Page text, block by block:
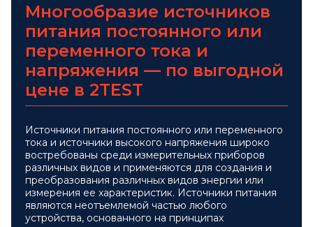
Многообразие источников
питания постоянного или
переменного тока и
напряжения — по выгодной
цене в 2TEST
Источники питания постоянного или переменного
тока и источники высокого напряжения широко
востребованы среди измерительных приборов
различных видов и применяются для создания и
преобразования различных видов энергии или
измерения ее характеристик. Источники питания
являются неотъемлемой частью любого
устройства, основанного на принципах